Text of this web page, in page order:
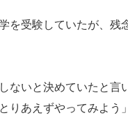
を受験していたが、残
ないと決めていたと
りあえずやってみよう